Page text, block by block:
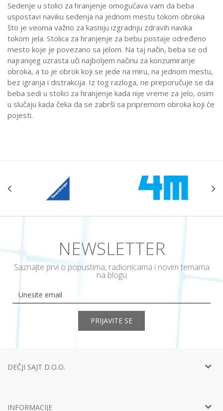
Sedenje u stolici za hranjenje omogućava vam da beba
uspostavi naviku sedenja na jednom mestu tokom obroka
što je veoma važno za kasniju izgradnju zdravih navika
tokom jela. Stolica za hranjenje za bebu postaje određeno
mesto koje je povezano sa jelom. Na taj način, beba se od
najranijeg uzrasta uči najboljem načinu za konzumiranje
obroka, a to je obrok koji se jede na miru, na jednom mestu,
bez igranja i distrakcija. Iz tog razloga, ne preporučuje se da
beba sedi u stolici za hranjenje kada nije vreme za jelo, osim
u slučaju kada čeka da se zabrši sa pripremom obroka koji će
pojesti.
NEWSLETTER
Saznajte prvi o popustima, radionicama i novim temama
na blogu
PRIJAVITE SE
DEČJI SAJT D.O.O.
INFORMACIJE